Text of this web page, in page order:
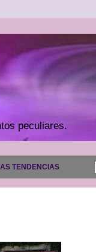
peculiares.
TENDENCIAS